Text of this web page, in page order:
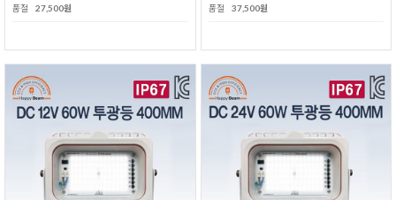
품절
27,500원
품절
37,500원